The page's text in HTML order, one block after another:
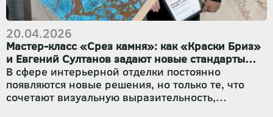
20.04.2026
Мастер-класс «Срез камня»: как «Краски Бриз»
и Евгений Султанов задают новые стандарты
декоративной отделки
В сфере интерьерной отделки постоянно
появляются новые решения, но только те, что
сочетают визуальную выразительность,